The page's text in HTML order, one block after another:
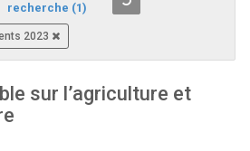
recherche (1)
2023
sur l’agriculture et